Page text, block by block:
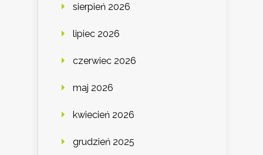
sierpień 2026
lipiec 2026
czerwiec 2026
maj 2026
kwiecień 2026
grudzień 2025